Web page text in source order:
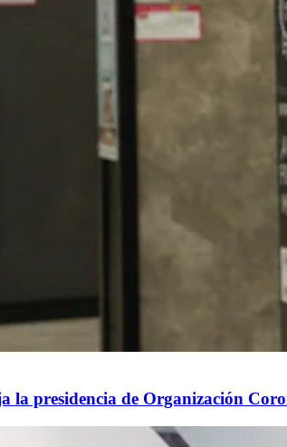
la presidencia de Organización